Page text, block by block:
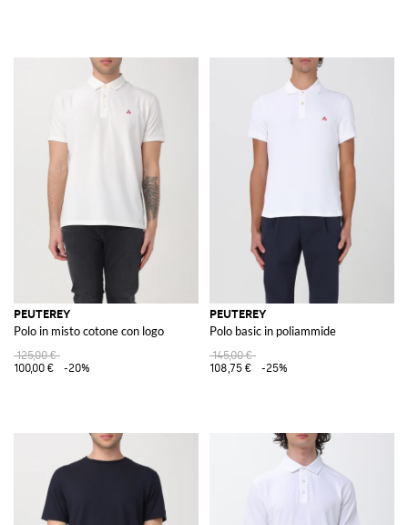
PEUTEREY
Polo in misto cotone con logo
125,00 €
100,00 €
-20%
PEUTEREY
Polo basic in poliammide
145,00 €
108,75 €
-25%